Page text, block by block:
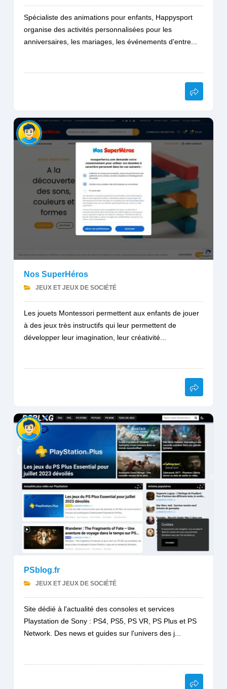
Spécialiste des animations pour enfants, Happysport
organise des activités personnalisées pour les
anniversaires, les mariages, les événements d'entre...
Nos SuperHéros
JEUX ET JEUX DE SOCIÉTÉ
Les jouets Montessori permettent aux enfants de jouer
à des jeux très instructifs qui leur permettent de
développer leur imagination, leur créativité...
PSblog.fr
JEUX ET JEUX DE SOCIÉTÉ
Site dédié à l'actualité des consoles et services
Playstation de Sony : PS4, PS5, PS VR, PS Plus et PS
Network. Des news et guides sur l'univers des j...